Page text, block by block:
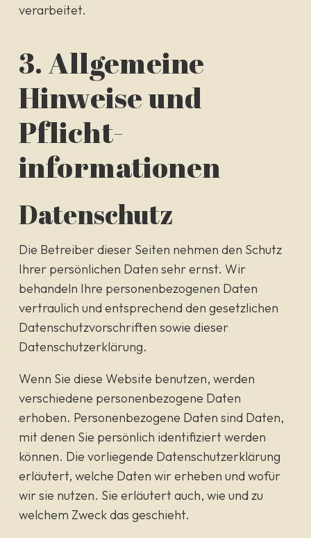
verarbeitet.
3. Allgemeine
Hinweise und
Pflicht­
informationen
Datenschutz
Die Betreiber dieser Seiten nehmen den Schutz
Ihrer persönlichen Daten sehr ernst. Wir
behandeln Ihre personenbezogenen Daten
vertraulich und entsprechend den gesetzlichen
Datenschutzvorschriften sowie dieser
Datenschutzerklärung.
Wenn Sie diese Website benutzen, werden
verschiedene personenbezogene Daten
erhoben. Personenbezogene Daten sind Daten,
mit denen Sie persönlich identifiziert werden
können. Die vorliegende Datenschutzerklärung
erläutert, welche Daten wir erheben und wofür
wir sie nutzen. Sie erläutert auch, wie und zu
welchem Zweck das geschieht.